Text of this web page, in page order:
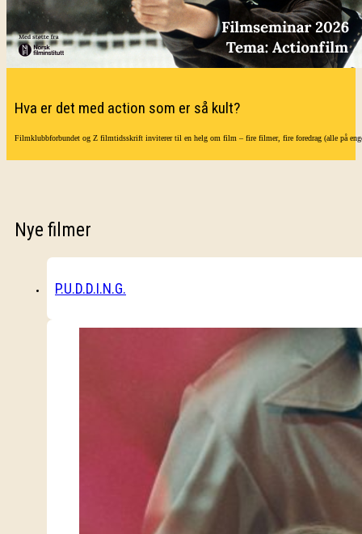
Hva er det med action som er så kult?
Filmklubbforbundet og Z filmtidsskrift inviterer til en helg om film – fire filmer, fire foredrag (alle på
Nye filmer
P.U.D.D.I.N.G.